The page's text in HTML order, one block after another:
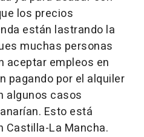
los precios
están lastrando la
muchas personas
aceptar empleos en
pagando por el alquiler
algunos casos
Esto está
Castilla-La Mancha.